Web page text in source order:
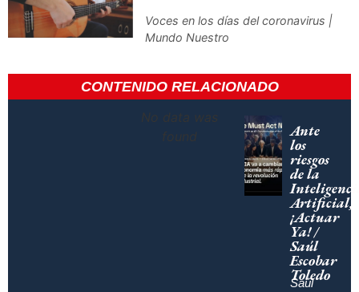
Voces en los días del coronavirus |
Mundo Nuestro
CONTENIDO RELACIONADO
No data was
found
Ante
los
riesgos
de la
Artificial,
¡Actuar
Ya! /
Saúl
Escobar
Toledo
Saúl